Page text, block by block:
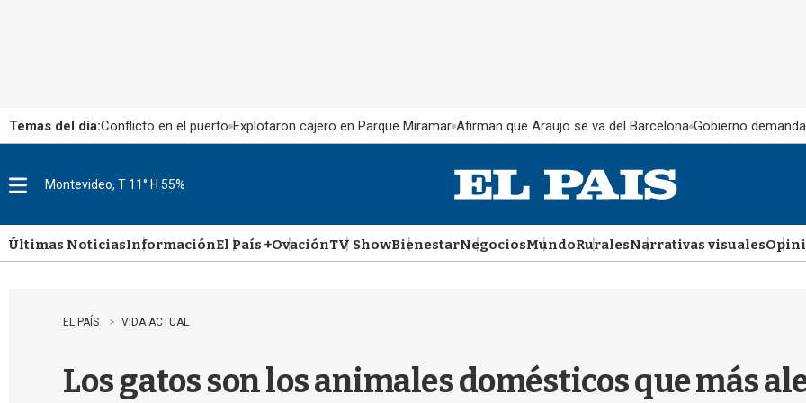
Temas del día:Conflicto en el puerto Explotaron cajero en Parque Miramar Afirman que Araujo se va del Barcelona Gobierno
u
Montevideo, T 11° H 55%
Últimas NoticiasInformaciónEl País +OvaciónTV ShowBienestarNegociosMundoRuralesNarrativas visuales
EL PAÍS VIDA ACTUAL
Los gatos son los animales domésticos que más